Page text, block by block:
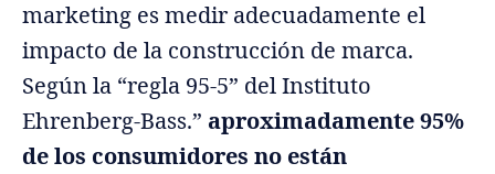
marketing es medir adecuadamente el
impacto de la construcción de marca.
Según la “regla 95-5” del Instituto
Ehrenberg-Bass.” aproximadamente 95%
de los consumidores no están